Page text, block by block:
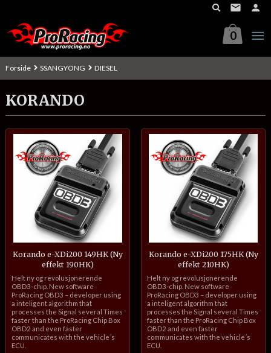
innholdet
0
Forside SSANGYONG DIESEL
KORANDO
Korando e-XDi200 149HK (Ny
effekt 190HK)
inkl.
mva.
Helt ny og revolusjonerende
OBD3-chip. New software
ProRacing OBD3 – developer using
a inteligent algorithm that
processes the Signal several Times
faster than the ProRacing Chip Box
OBD2 and even faster
communicates with the vehicle´s
ECU.
Korando e-XDi200 175HK (Ny
effekt 210HK)
inkl.
mva.
Helt ny og revolusjonerende
OBD3-chip. New software
ProRacing OBD3 – developer using
a inteligent algorithm that
processes the Signal several Times
faster than the ProRacing Chip Box
OBD2 and even faster
communicates with the vehicle´s
ECU.